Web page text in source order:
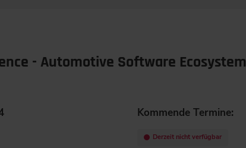
- Automotive Software Ecosystem
Kommende Termine:
Derzeit nicht verfügbar